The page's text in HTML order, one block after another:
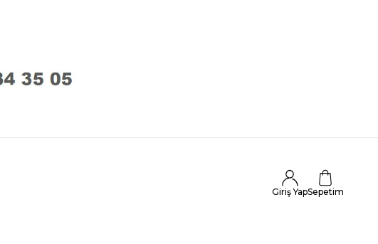
Giriş YapSepetim